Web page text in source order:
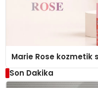
Marie Rose kozmetik
Son Dakika